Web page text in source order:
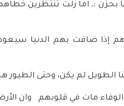
:ـ اما زلت تنتظرين
إذا ضاقت بهم الدنيا
الطويل لم يكن، وحتى الطيور
مات في قلوبهم وان